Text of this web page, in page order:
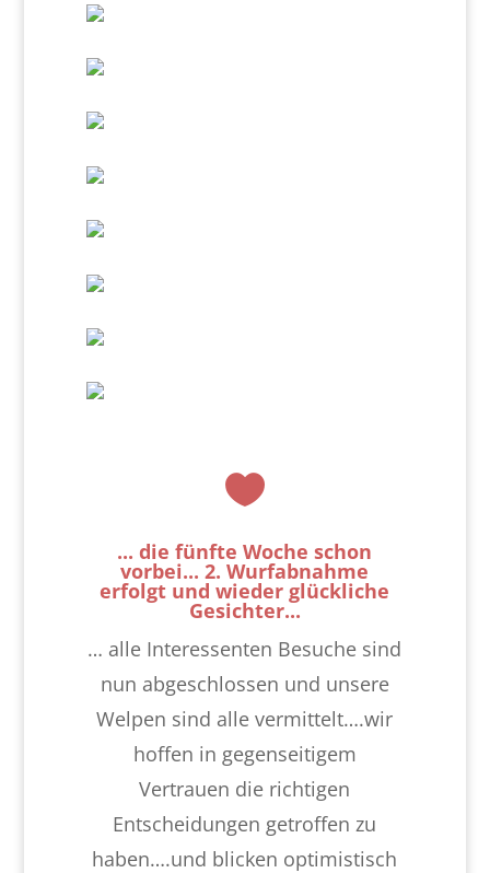

... die fünfte Woche schon
vorbei... 2. Wurfabnahme
erfolgt und wieder glückliche
Gesichter...
… alle Interessenten Besuche sind
nun abgeschlossen und unsere
Welpen sind alle vermittelt….wir
hoffen in gegenseitigem
Vertrauen die richtigen
Entscheidungen getroffen zu
haben….und blicken optimistisch